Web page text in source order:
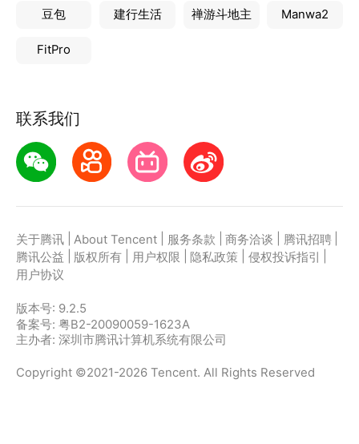
豆包 建行生活 禅游斗地主 Manwa2
FitPro
联系我们
关于腾讯 About Tencent 服务条款 商务洽谈 腾讯招聘
腾讯公益
版权所有 用户权限 隐私政策 侵权投诉指引
用户协议
版本号: 9.2.5
备案号: 粤B2-20090059-1623A
主办者: 深圳市腾讯计算机系统有限公司
Copyright ©2021-2026 Tencent. All Rights Reserved